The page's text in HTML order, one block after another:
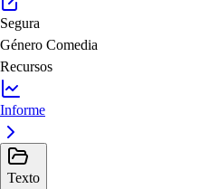
Segura
Género Comedia
Recursos
Informe
Texto